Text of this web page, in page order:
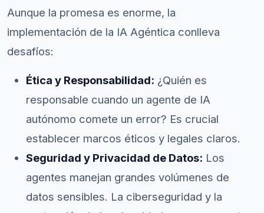
Aunque la promesa es enorme, la
implementación de la IA Agéntica conlleva
desafíos:
Ética y Responsabilidad: ¿Quién es
responsable cuando un agente de IA
autónomo comete un error? Es crucial
establecer marcos éticos y legales claros.
Seguridad y Privacidad de Datos: Los
agentes manejan grandes volúmenes de
datos sensibles. La ciberseguridad y la